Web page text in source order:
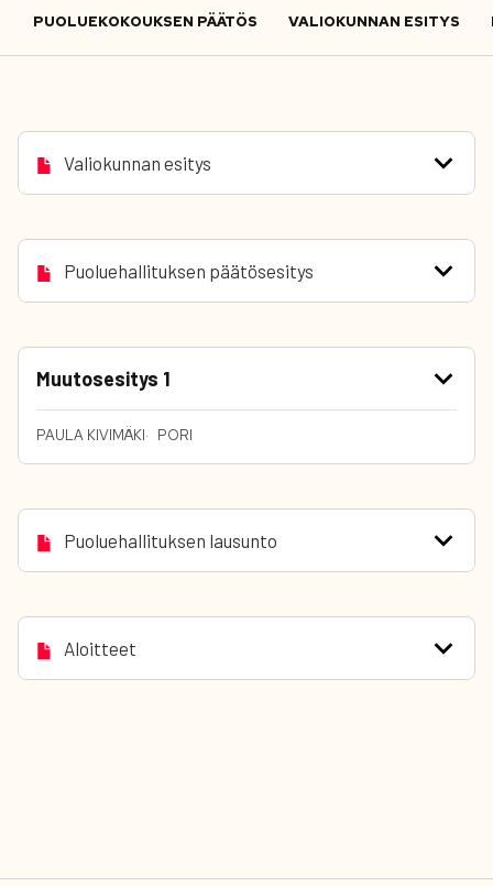
PUOLUEKOKOUKSEN PÄÄTÖS VALIOKUNNAN ESITYS
Valiokunnan esitys
Puoluehallituksen päätösesitys
Muutosesitys 1
PAULA KIVIMÄKI PORI
Puoluehallituksen lausunto
Aloitteet